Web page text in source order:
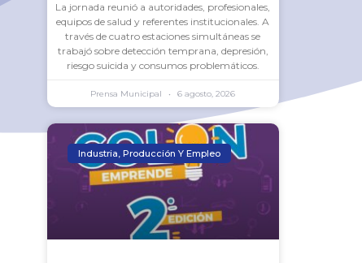
La jornada reunió a autoridades, profesionales,
equipos de salud y referentes institucionales. A
través de cuatro estaciones simultáneas se
trabajó sobre detección temprana, depresión,
riesgo suicida y consumos problemáticos.
Prensa Municipal 6 agosto, 2026
Industria, Producción Y Empleo